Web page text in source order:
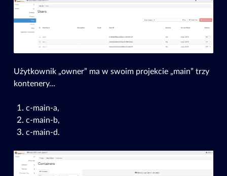
Użytkownik „owner” ma w swoim projekcie „main” trzy
kontenery…
c-main-a,
c-main-b,
c-main-d.